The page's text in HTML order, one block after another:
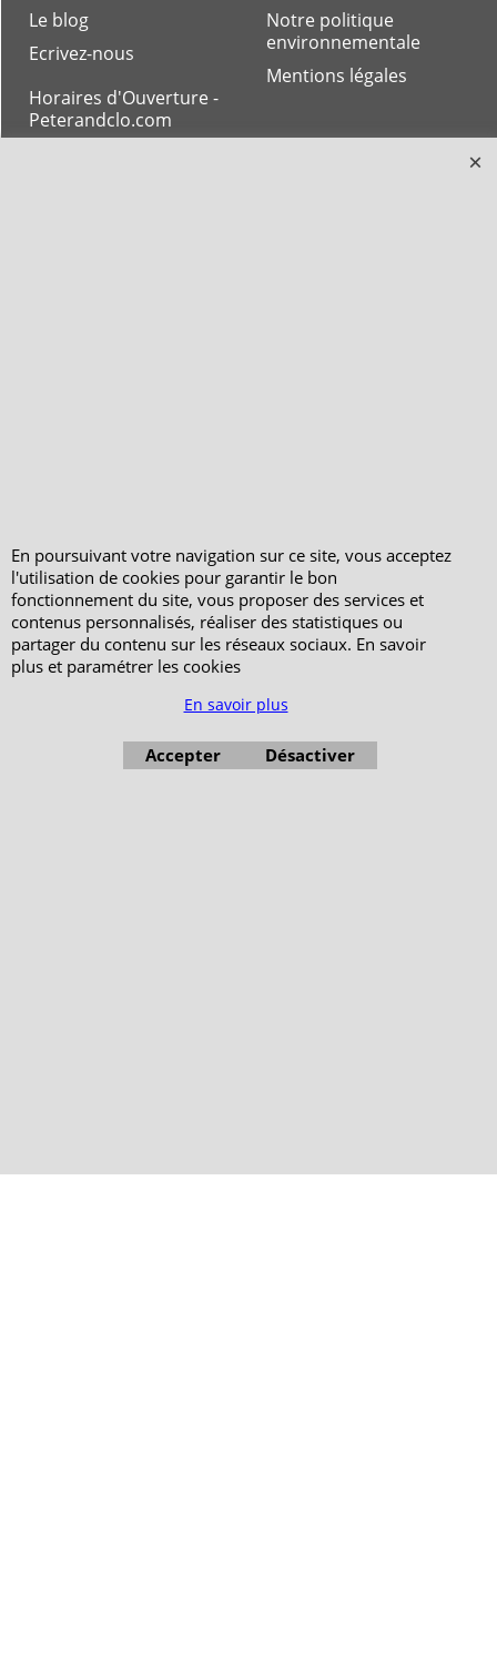
Notre politique
environnementale
Mentions légales
Le blog
Ecrivez-nous
Horaires d'Ouverture -
Peterandclo.com
En poursuivant votre navigation sur ce site, vous acceptez
l'utilisation de cookies pour garantir le bon
fonctionnement du site, vous proposer des services et
contenus personnalisés, réaliser des statistiques ou
partager du contenu sur les réseaux sociaux. En savoir
plus et paramétrer les cookies
En savoir plus
Accepter Désactiver